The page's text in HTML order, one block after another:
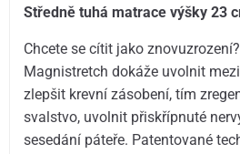
Středně tuhá matrace výšky 23
Chcete se cítit jako
Magnistretch dokáže uvolnit
zlepšit krevní zásobení, tím
svalstvo, uvolnit přiskřípnuté
sesedání páteře. Patentované